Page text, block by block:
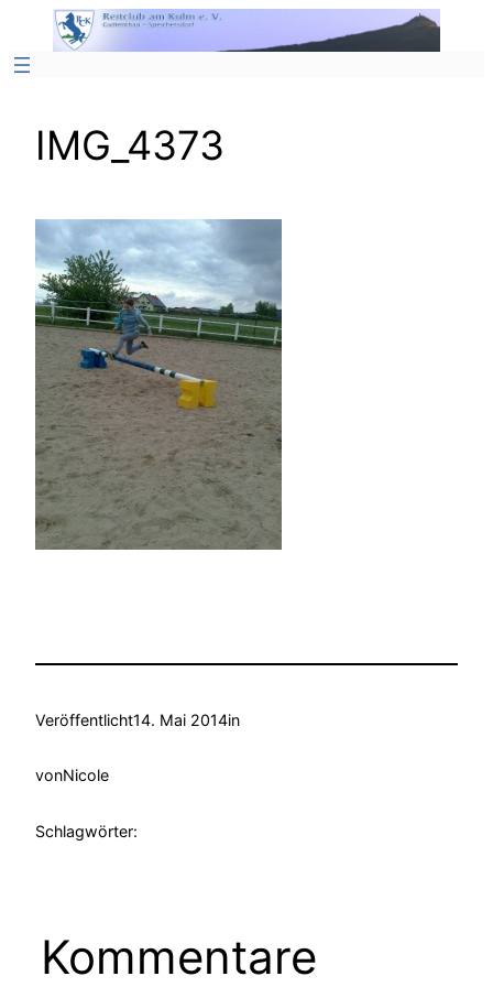
Inhalt
springen
IMG_4373
Veröffentlicht14. Mai 2014in
vonNicole
Schlagwörter:
Kommentare